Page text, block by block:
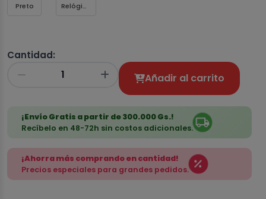
Preto Relógio: Dourado - Pulseira: Rosa
Cantidad:
Añadir al carrito
¡Envío Gratis a partir de 300.000 Gs.!
Recíbelo en 48-72h sin costos adicionales.
¡Ahorra más comprando en cantidad!
Precios especiales para grandes pedidos.